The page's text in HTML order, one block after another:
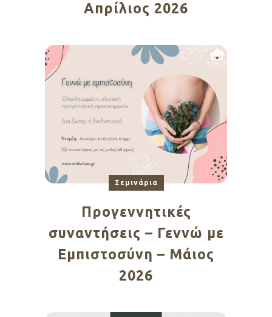
Απρίλιος 2026
Σεμινάρια
Προγεννητικές
συναντήσεις – Γεννώ με
Εμπιστοσύνη – Μάιος
2026